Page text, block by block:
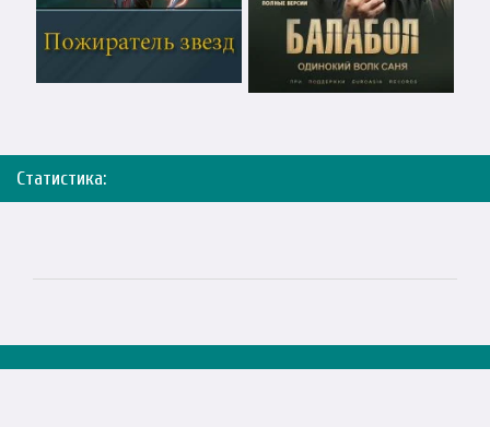
Статистика: